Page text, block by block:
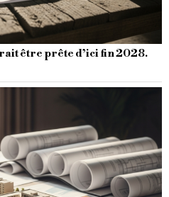
être prête d’ici fin 2028.